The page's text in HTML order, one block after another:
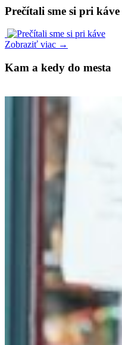
Prečítali sme si pri káve
Zobraziť viac →
Kam a kedy do mesta